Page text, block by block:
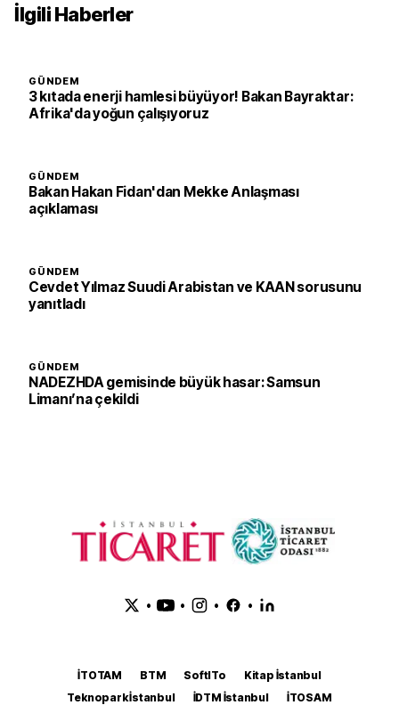
İlgili Haberler
GÜNDEM
3 kıtada enerji hamlesi büyüyor! Bakan Bayraktar:
Afrika'da yoğun çalışıyoruz
GÜNDEM
Bakan Hakan Fidan'dan Mekke Anlaşması
açıklaması
GÜNDEM
Cevdet Yılmaz Suudi Arabistan ve KAAN sorusunu
yanıtladı
GÜNDEM
NADEZHDA gemisinde büyük hasar: Samsun
Limanı’na çekildi
• • • •
İTOTAM BTM SoftITo
Kitap İstanbul
Teknopark İstanbul
İDTM İstanbul
İTOSAM